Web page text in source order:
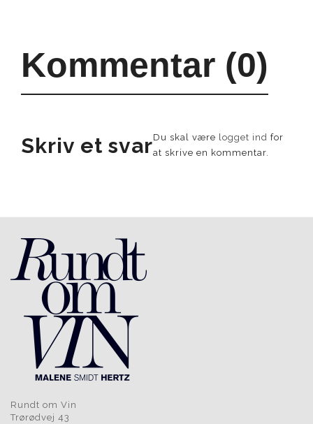
Kommentar (0)
Skriv et svarDu skal være logget ind for
at skrive en kommentar.
Rundt om Vin
Trørødvej 43